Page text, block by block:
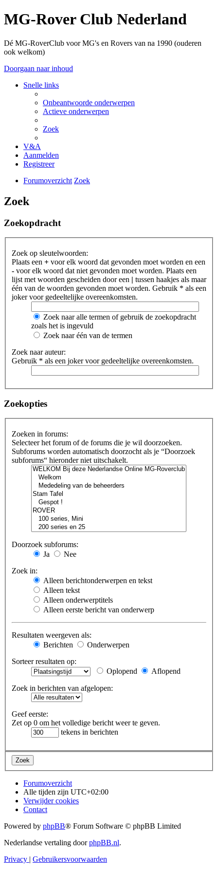
MG-Rover Club Nederland
Dé MG-RoverClub voor MG's en Rovers van na 1990 (ouderen
ook welkom)
Doorgaan naar inhoud
Snelle links
Onbeantwoorde onderwerpen
Actieve onderwerpen
Zoek
V&A
Aanmelden
Registreer
Forumoverzicht Zoek
Zoek
Zoekopdracht
Zoek op sleutelwoorden:
Plaats een + voor elk woord dat gevonden moet worden en een
- voor elk woord dat niet gevonden moet worden. Plaats een
lijst met woorden gescheiden door een | tussen haakjes als maar
één van de woorden gevonden moet worden. Gebruik * als een
joker voor gedeeltelijke overeenkomsten.
Zoek naar alle termen of gebruik de zoekopdracht
zoals het is ingevuld
Zoek naar één van de termen
Zoek naar auteur:
Gebruik * als een joker voor gedeeltelijke overeenkomsten.
Zoekopties
Zoeken in forums:
Selecteer het forum of de forums die je wil doorzoeken.
Subforums worden automatisch doorzocht als je “Doorzoek
subforums“ hieronder niet uitschakelt.
Doorzoek subforums:
Ja
Nee
Zoek in:
Alleen berichtonderwerpen en tekst
Alleen tekst
Alleen onderwerptitels
Alleen eerste bericht van onderwerp
Resultaten weergeven als:
Berichten
Onderwerpen
Sorteer resultaten op:
Oplopend
Aflopend
Zoek in berichten van afgelopen:
Geef eerste:
Zet op 0 om het volledige bericht weer te geven.
tekens in berichten
Forumoverzicht
Alle tijden zijn UTC+02:00
Verwijder cookies
Contact
Powered by phpBB® Forum Software © phpBB Limited
Nederlandse vertaling doorphpBB.nl.
Privacy | Gebruikersvoorwaarden